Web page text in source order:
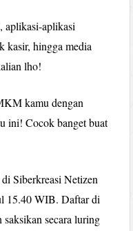
aplikasi-aplikasi
kasir, hingga media
lho!
kamu dengan
ini! Cocok banget buat
Siberkreasi Netizen
15.40 WIB. Daftar di
saksikan secara luring